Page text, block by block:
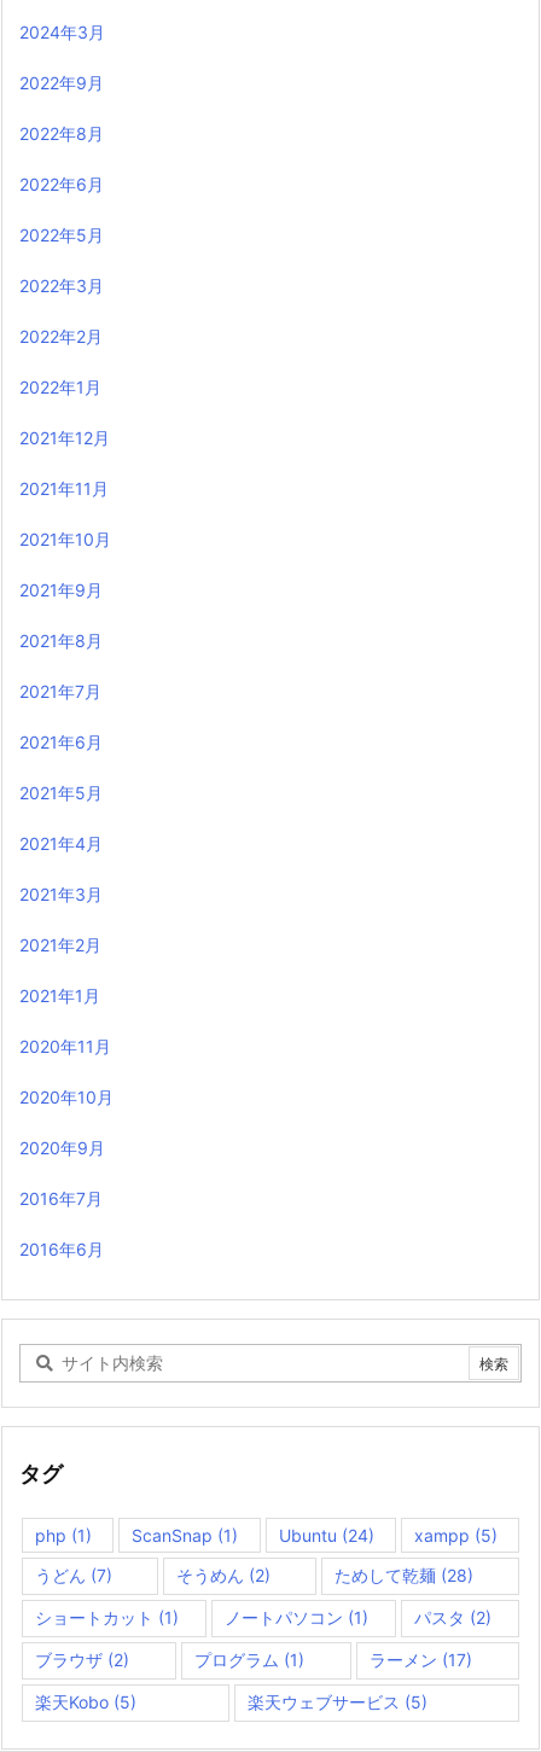
2024年3月
2022年9月
2022年8月
2022年6月
2022年5月
2022年3月
2022年2月
2022年1月
2021年12月
2021年11月
2021年10月
2021年9月
2021年8月
2021年7月
2021年6月
2021年5月
2021年4月
2021年3月
2021年2月
2021年1月
2020年11月
2020年10月
2020年9月
2016年7月
2016年6月
タグ
php (1) ScanSnap (1) Ubuntu (24) xampp (5)
うどん (7) そうめん (2) ためして乾麺 (28)
ショートカット (1) ノートパソコン (1) パスタ (2)
ブラウザ (2) プログラム (1) ラーメン (17)
楽天Kobo (5) 楽天ウェブサービス (5)